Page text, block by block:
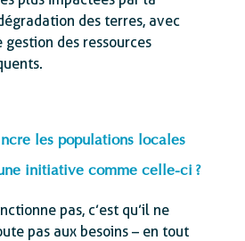
des terres, avec
gestion des ressources
les populations locales
initiative comme celle-ci ?
pas, c’est qu’il ne
pas aux besoins – en tout